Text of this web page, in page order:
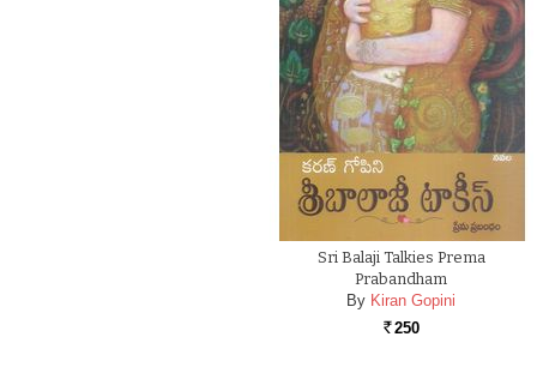
Sri Balaji Talkies Prema
Prabandham
By Kiran Gopini
Rs. 250